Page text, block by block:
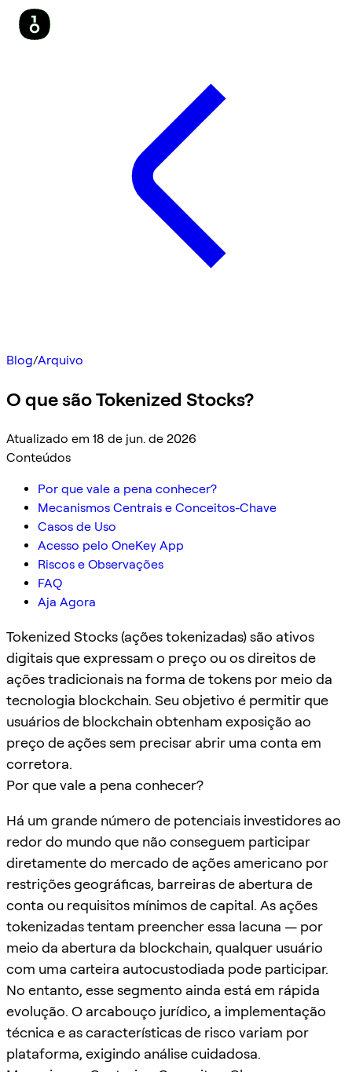
Blog/Arquivo
O que são Tokenized Stocks?
Atualizado em 18 de jun. de 2026
Conteúdos
Por que vale a pena conhecer?
Mecanismos Centrais e Conceitos-Chave
Casos de Uso
Acesso pelo OneKey App
Riscos e Observações
FAQ
Aja Agora
Tokenized Stocks (ações tokenizadas) são ativos
digitais que expressam o preço ou os direitos de
ações tradicionais na forma de tokens por meio da
tecnologia blockchain. Seu objetivo é permitir que
usuários de blockchain obtenham exposição ao
preço de ações sem precisar abrir uma conta em
corretora.
Por que vale a pena conhecer?
Há um grande número de potenciais investidores ao
redor do mundo que não conseguem participar
diretamente do mercado de ações americano por
restrições geográficas, barreiras de abertura de
conta ou requisitos mínimos de capital. As ações
tokenizadas tentam preencher essa lacuna — por
meio da abertura da blockchain, qualquer usuário
com uma carteira autocustodiada pode participar.
No entanto, esse segmento ainda está em rápida
evolução. O arcabouço jurídico, a implementação
técnica e as características de risco variam por
plataforma, exigindo análise cuidadosa.